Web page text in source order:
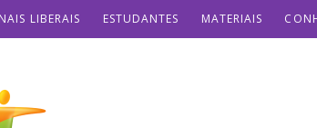
LIBERAIS ESTUDANTES MATERIAIS